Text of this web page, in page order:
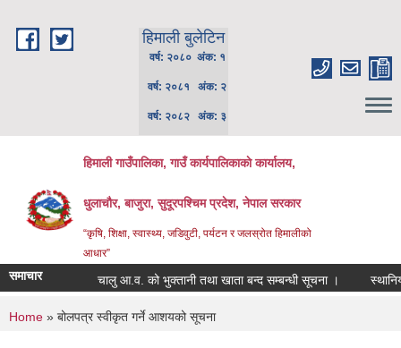
हिमाली बुलेटिन
वर्ष: २०८० अंक: १
वर्ष: २०८१ अंक: २
वर्ष: २०८२ अंक: ३
हिमाली गाउँपालिका, गाउँ कार्यपालिकाकाे कार्यालय,
धुलाचौर, बाजुरा, सुदूरपश्चिम प्रदेश, नेपाल सरकार
“कृषि, शिक्षा, स्वास्थ्य, जडिवुटी, पर्यटन र जलस्रोत हिमालीको
आधार”
समाचार चालु आ.व. को भुक्तानी तथा खाता बन्द सम्बन्धी सूचना । स्थानिय
You are here
Home » बोलपत्र स्वीकृत गर्ने आशयको सूचना